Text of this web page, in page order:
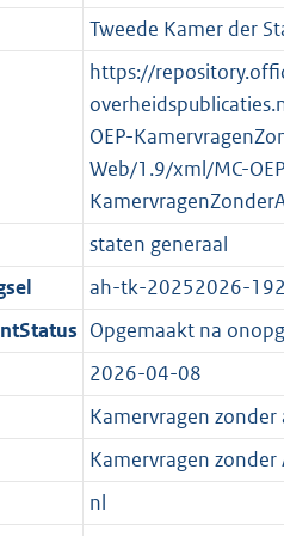
K
b
2
K
Tweede Kamer der
https://
OEP-
Web/1.9/xml/MC-
staten generaal
ah-tk-20252026-
Opgemaakt na
2026-04-08
Kamervragen
Kamervragen
nl